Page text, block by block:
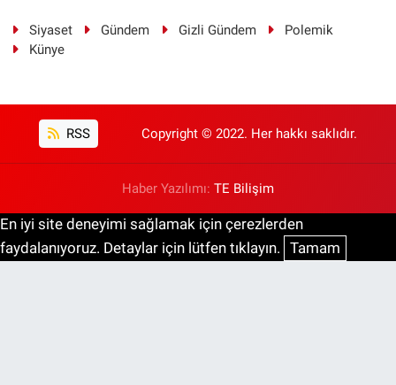
Siyaset Gündem Gizli Gündem
Polemik
Künye
RSS Copyright © 2022. Her hakkı saklıdır.
Haber Yazılımı: TE Bilişim
En iyi site deneyimi sağlamak için çerezlerden
faydalanıyoruz. Detaylar için lütfen tıklayın. Tamam